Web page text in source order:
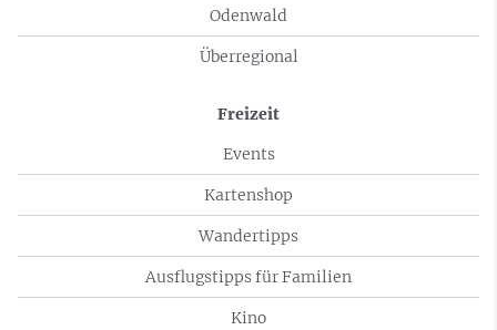
Odenwald
Überregional
Freizeit
Events
Kartenshop
Wandertipps
Ausflugstipps für Familien
Kino